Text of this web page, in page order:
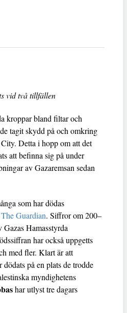
vid två tillfällen
kroppar bland filtar och
tagit skydd på och omkring
Detta i hopp om att det
att befinna sig på under
av Gazaremsan sedan
som har dödas
Guardian. Siffror om 200–
Hamasstyrda
har också uppgetts
med fler. Klart är att
på en plats de trodde
myndighetens
har utlyst tre dagars